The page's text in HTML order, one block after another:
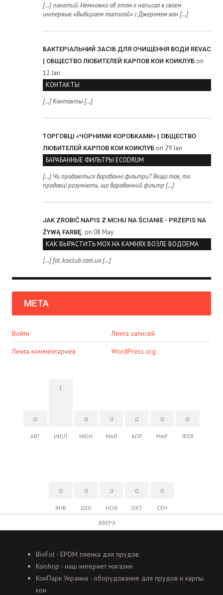
[…] понятий. Немножко об этом я написал в своем
интервью «Выбираем татэгой» с Джеромом ван […]
БАКТЕРІАЛЬНИЙ ЗАСІБ ДЛЯ ОЧИЩЕННЯ ВОДИ REVAC
| ОБЩЕСТВО ЛЮБИТЕЛЕЙ КАРПОВ КОИ КОИКЛУБ on
12 Jan
КОНТАКТЫ
[…] Контакты […]
ТОРГОВЦІ «ЧОРНИМИ КОРОБКАМИ» | ОБЩЕСТВО
ЛЮБИТЕЛЕЙ КАРПОВ КОИ КОИКЛУБ on 29 Jan
БАРАБАННЫЕ ФИЛЬТРЫ ECODRUM
[…] Чи продаються барабанні фільтри? Якщо так, то
продавці розуміють, що барабанний фільтр […]
JAK ZROBIĆ NAPIS Z MCHU NA ŚCIANIE - PRZEPIS NA
ŻYWĄ FARBĘ. on 08 May
КАК ВЫРАСТИТЬ МОХ НА КАМНЯХ ВОЗЛЕ ВОДОЕМА
[…] fot. koiclub.com.ua […]
МЕТА
Войти
Лента записей
Лента комментариев
WordPress.org
0
АВГ
1
ИЮЛ
0
ИЮН
0
МАЙ
0
АПР
0
МАР
0
ФЕВ
0
ЯНВ
0
ДЕК
0
НОЯ
0
ОКТ
0
СЕН
ВВЕРХ
BioFol - EPDM пленка для прудов
Koishop - наш интернет магазин
КоиПарк Украина - оборудование для прудов и карпы
кои